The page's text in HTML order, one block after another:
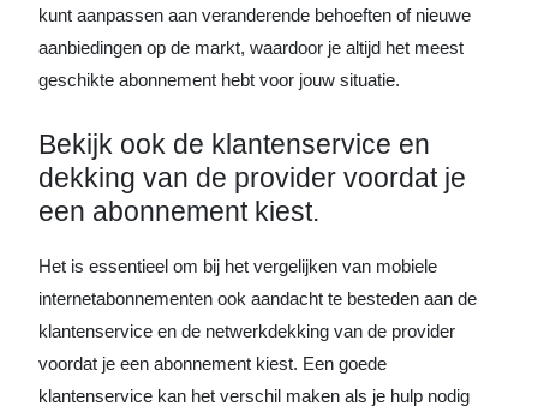
kunt aanpassen aan veranderende behoeften of nieuwe
aanbiedingen op de markt, waardoor je altijd het meest
geschikte abonnement hebt voor jouw situatie.
Bekijk ook de klantenservice en
dekking van de provider voordat je
een abonnement kiest.
Het is essentieel om bij het vergelijken van mobiele
internetabonnementen ook aandacht te besteden aan de
klantenservice en de netwerkdekking van de provider
voordat je een abonnement kiest. Een goede
klantenservice kan het verschil maken als je hulp nodig